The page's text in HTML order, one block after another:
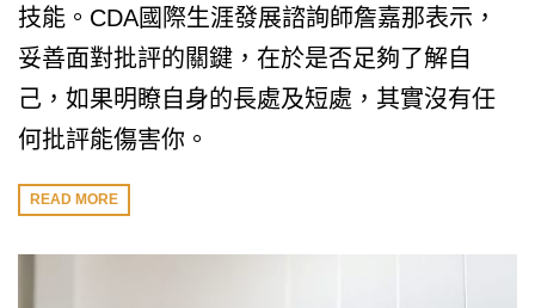
技能。CDA國際生涯發展諮詢師詹嘉那表示，
妥善面對批評的關鍵，在於是否足夠了解自
己，如果明瞭自身的長處及短處，其實沒有任
何批評能傷害你。
READ MORE